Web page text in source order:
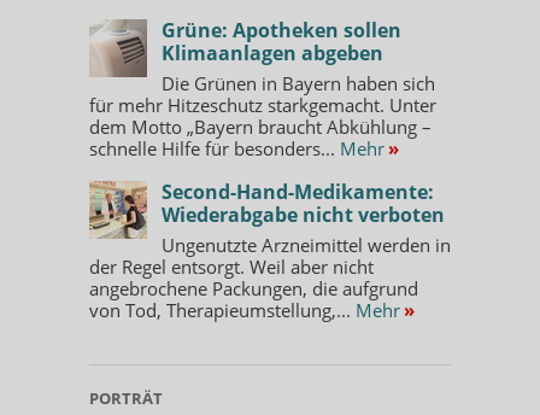
Grüne: Apotheken sollen
Klimaanlagen abgeben
Die Grünen in Bayern haben sich
für mehr Hitzeschutz starkgemacht. Unter
dem Motto „Bayern braucht Abkühlung –
schnelle Hilfe für besonders... Mehr »
Second-Hand-Medikamente:
Wiederabgabe nicht verboten
Ungenutzte Arzneimittel werden in
der Regel entsorgt. Weil aber nicht
angebrochene Packungen, die aufgrund
von Tod, Therapieumstellung,... Mehr »
PORTRÄT